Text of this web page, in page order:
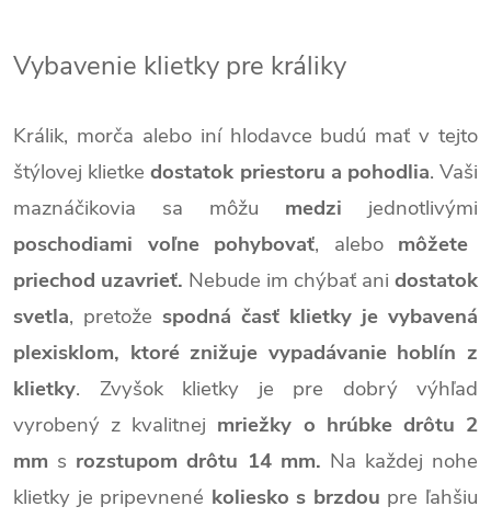
Vybavenie klietky pre králiky
Králik, morča alebo iní hlodavce budú mať v tejto
štýlovej klietkedostatok priestoru a pohodlia. Vaši
maznáčikovia sa môžu medzi jednotlivými
poschodiami voľne pohybovať, alebo môžete
priechod uzavrieť. Nebude im chýbať ani dostatok
svetla, pretože spodná časť klietky je vybavená
plexisklom, ktoré znižuje vypadávanie hoblín z
klietky. Zvyšok klietky je pre dobrý výhľad
vyrobený z kvalitnej mriežky o hrúbke drôtu 2
mm s rozstupom drôtu 14 mm. Na každej nohe
klietky je pripevnené koliesko s brzdou pre ľahšiu